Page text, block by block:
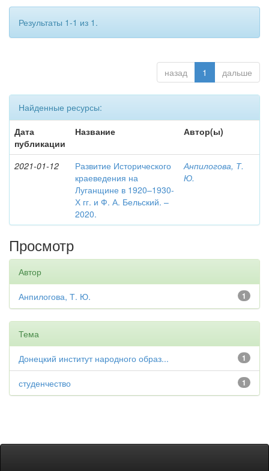
Результаты 1-1 из 1.
назад 1 дальше
Найденные ресурсы:
Дата
публикации
Название Автор(ы)
2021-01-12
Развитие Исторического
краеведения на
Луганщине в 1920–1930-
Х гг. и Ф. А. Бельский. –
2020.
Анпилогова, Т.
Ю.
Просмотр
Автор
1
Анпилогова, Т. Ю.
Тема
1
Донецкий институт народного образ...
1
студенчество